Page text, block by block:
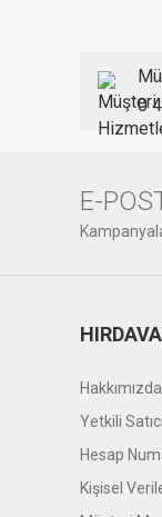
0
E-
Hakkımızda
Yetkili
Hesap
Kişisel